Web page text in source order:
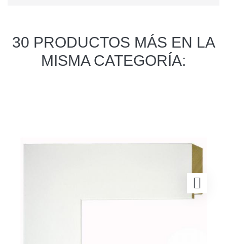
30 PRODUCTOS MÁS EN LA
MISMA CATEGORÍA: